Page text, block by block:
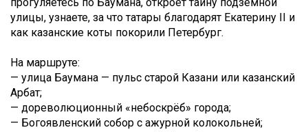
улицы, узнаете, за что татары благодарят Екатерину II и
как казанские коты покорили Петербург.
На маршруте:
— улица Баумана — пульс старой Казани или казанский
Арбат;
— дореволюционный «небоскрёб» города;
— Богоявленский собор с ажурной колокольней;